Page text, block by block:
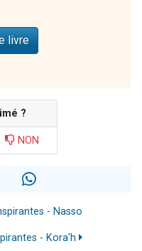
livre
?
NON
- Nasso
- Kora'h